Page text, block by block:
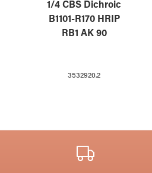
1/4 CBS Dichroic
B1101-R170 HRIP
RB1 AK 90
3532920.2